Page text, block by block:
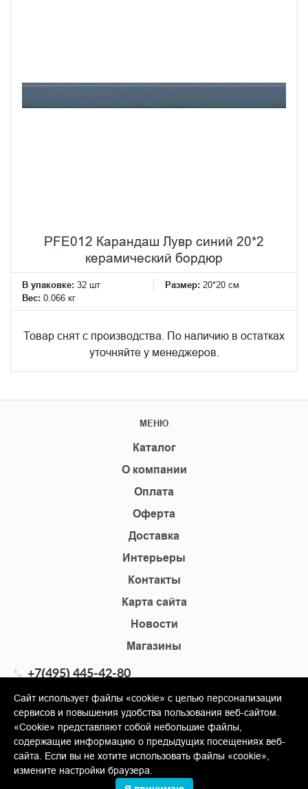
PFE012 Карандаш Лувр синий 20*2
керамический бордюр
В упаковке: 32 шт Размер: 20*20 см
Вес: 0.066 кг
Товар снят с производства. По наличию в остатках
уточняйте у менеджеров.
МЕНЮ
Каталог
О компании
Оплата
Оферта
Доставка
Интерьеры
Контакты
Карта сайта
Новости
Магазины
+7(495) 445-42-80
info@shopkm.ru
© Copyright 2013-2026 KERAMA MARAZZI, ООО «Гамма
Керамика»
Сайт использует файлы «cookie» с целью персонализации
сервисов и повышения удобства пользования веб-сайтом.
«Cookie» представляют собой небольшие файлы,
содержащие информацию о предыдущих посещениях веб-
сайта. Если вы не хотите использовать файлы «cookie»,
измените настройки браузера.